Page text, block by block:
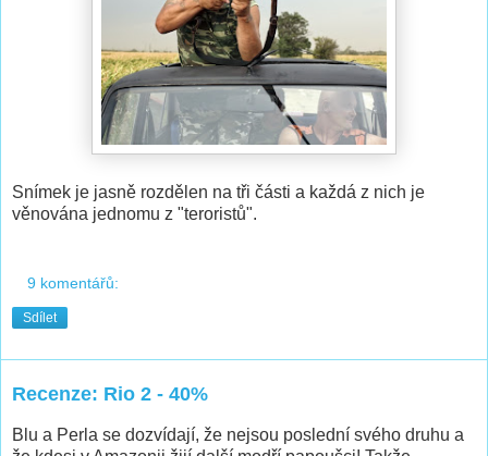
Snímek je jasně rozdělen na tři části a každá z nich je
věnována jednomu z "teroristů".
9 komentářů:
Sdílet
Recenze: Rio 2 - 40%
Blu a Perla se dozvídají, že nejsou poslední svého druhu a